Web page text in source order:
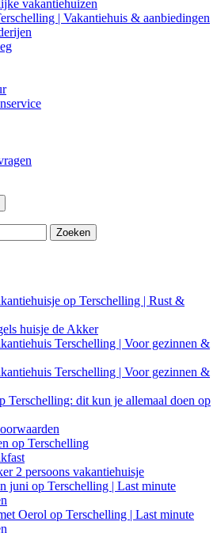
vakantiehuizen
| Vakantiehuis & aanbiedingen
op Terschelling | Rust &
huisje de Akker
Terschelling | Voor gezinnen &
Terschelling | Voor gezinnen &
Terschelling: dit kun je allemaal doen op
op Terschelling
2 persoons vakantiehuisje
juni op Terschelling | Last minute
Oerol op Terschelling | Last minute